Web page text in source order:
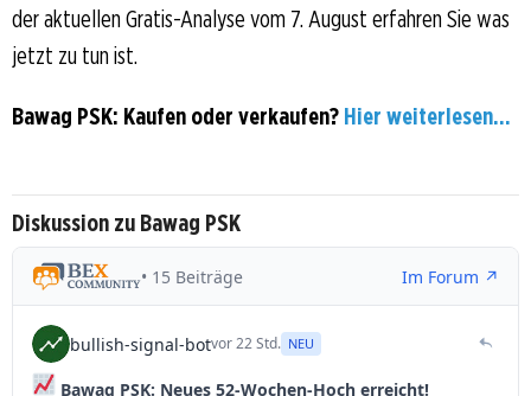
der aktuellen Gratis-Analyse vom 7. August erfahren Sie was
jetzt zu tun ist.
Bawag PSK: Kaufen oder verkaufen? Hier weiterlesen...
Diskussion zu Bawag PSK